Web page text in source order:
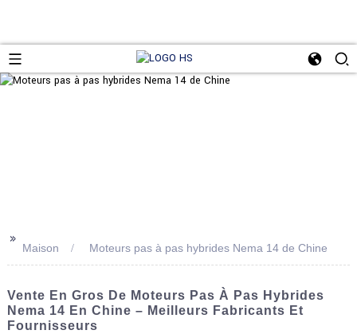
>>
Maison Moteurs pas à pas hybrides Nema 14 de Chine
Vente En Gros De Moteurs Pas À Pas Hybrides
Nema 14 En Chine – Meilleurs Fabricants Et
Fournisseurs